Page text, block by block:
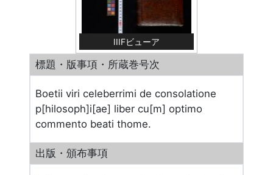
IIIFビューア
標題・版事項・所蔵巻号次
Boetii viri celeberrimi de consolatione
p[hilosoph]i[ae] liber cu[m] optimo
commento beati thome.
出版・頒布事項